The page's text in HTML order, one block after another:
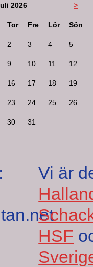
2026 >
Tor Fre Lör Sön
2 3 4 5
9 10 11 12
16 17 18 19
23 24 25 26
30 31
Vi är
HSF